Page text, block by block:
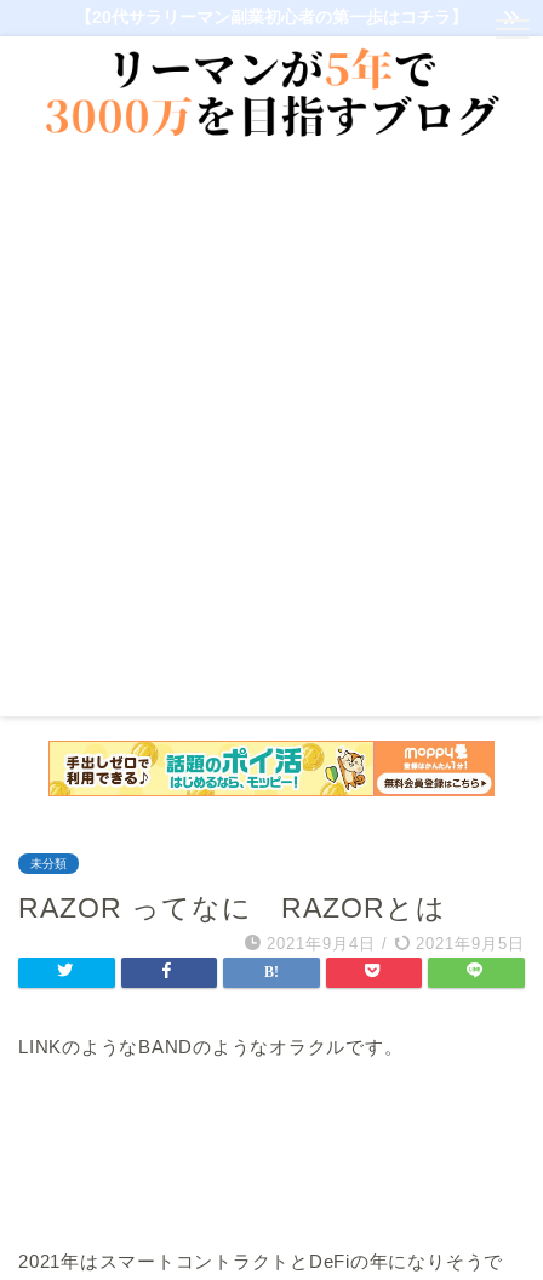
【20代サラリーマン副業初心者の第一歩はコチラ】
未分類
RAZOR ってなに RAZORとは
2021年9月4日 / 2021年9月5日
LINKのようなBANDのようなオラクルです。
2021年はスマートコントラクトとDeFiの年になりそうで